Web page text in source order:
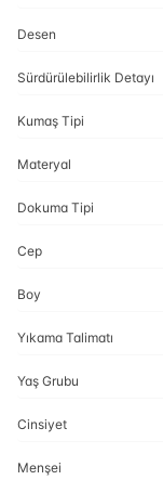
Desen
Sürdürülebilirlik Detayı
Kumaş Tipi
Materyal
Dokuma Tipi
Cep
Boy
Yıkama Talimatı
Yaş Grubu
Cinsiyet
Menşei